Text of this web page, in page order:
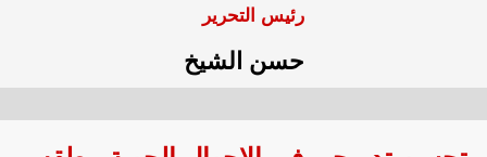
رئيس التحرير
حسن الشيخ